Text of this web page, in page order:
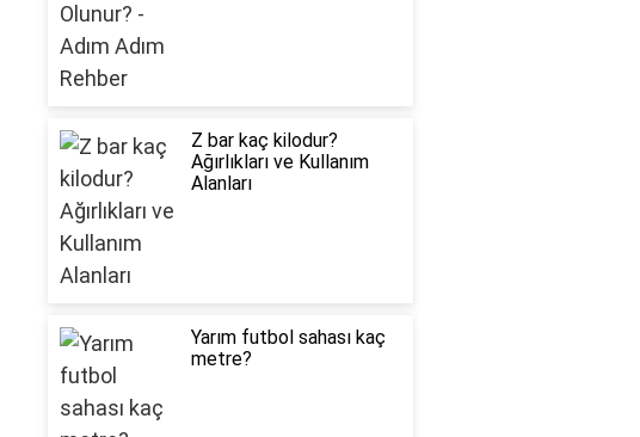
Z bar kaç kilodur?
Ağırlıkları ve Kullanım
Alanları
Yarım futbol sahası kaç
metre?